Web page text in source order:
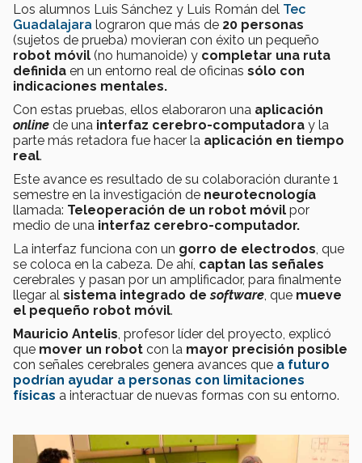
Los alumnos Luis Sánchez y Luis Román del Tec
Guadalajara lograron que más de 20 personas
(sujetos de prueba) movieran con éxito un pequeño
robot móvil (no humanoide) y completar una ruta
definida en un entorno real de oficinas sólo con
indicaciones mentales.
Con estas pruebas, ellos elaboraron una aplicación
online de una interfaz cerebro-computadora y la
parte más retadora fue hacer la aplicación en tiempo
real.
Este avance es resultado de su colaboración durante 1
semestre en la investigación de neurotecnología
llamada: Teleoperación de un robot móvil por
medio de una interfaz cerebro-computador.
La interfaz funciona con un gorro de electrodos , que
se coloca en la cabeza. De ahí, captan las señales
cerebrales y pasan por un amplificador, para finalmente
llegar al sistema integrado desoftware , que mueve
el pequeño robot móvil.
Mauricio Antelis , profesor líder del proyecto, explicó
que mover un robot con la mayor precisión posible
con señales cerebrales genera avances que a futuro
podrían ayudar a personas con limitaciones
físicas a interactuar de nuevas formas con su entorno.